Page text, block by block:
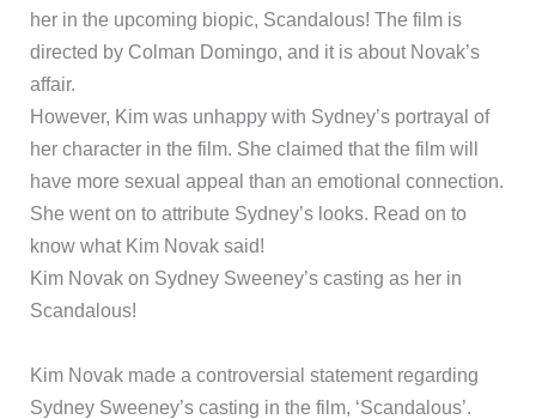
her in the upcoming biopic, Scandalous! The film is
directed by Colman Domingo, and it is about Novak’s
affair.
However, Kim was unhappy with Sydney’s portrayal of
her character in the film. She claimed that the film will
have more sexual appeal than an emotional connection.
She went on to attribute Sydney’s looks. Read on to
know what Kim Novak said!
Kim Novak on Sydney Sweeney’s casting as her in
Scandalous!
​Kim Novak made a controversial statement regarding
Sydney Sweeney’s casting in the film, ‘Scandalous’.